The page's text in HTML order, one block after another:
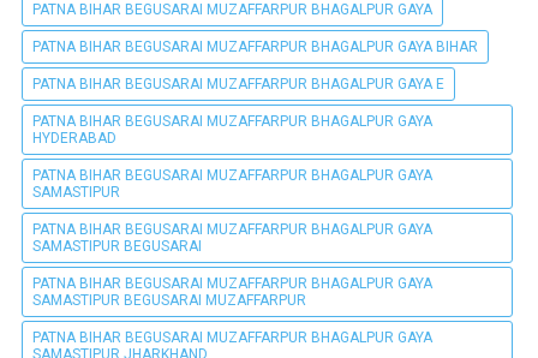
PATNA BIHAR BEGUSARAI MUZAFFARPUR BHAGALPUR GAYA
PATNA BIHAR BEGUSARAI MUZAFFARPUR BHAGALPUR GAYA BIHAR
PATNA BIHAR BEGUSARAI MUZAFFARPUR BHAGALPUR GAYA E
PATNA BIHAR BEGUSARAI MUZAFFARPUR BHAGALPUR GAYA
HYDERABAD
PATNA BIHAR BEGUSARAI MUZAFFARPUR BHAGALPUR GAYA
SAMASTIPUR
PATNA BIHAR BEGUSARAI MUZAFFARPUR BHAGALPUR GAYA
SAMASTIPUR BEGUSARAI
PATNA BIHAR BEGUSARAI MUZAFFARPUR BHAGALPUR GAYA
SAMASTIPUR BEGUSARAI MUZAFFARPUR
PATNA BIHAR BEGUSARAI MUZAFFARPUR BHAGALPUR GAYA
SAMASTIPUR JHARKHAND